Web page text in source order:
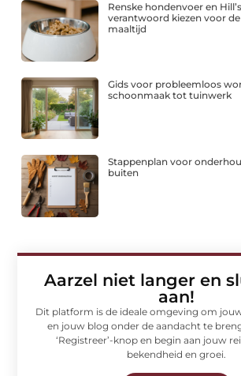
Renske hondenvoer en
verantwoord kiezen voor
maaltijd
Gids voor probleemloos
schoonmaak tot tuinwerk
Stappenplan voor
buiten
Aarzel niet langer en
aan!
Dit platform is de ideale omgeving om
en jouw blog onder de aandacht te
‘Registreer’-knop en begin aan jouw
bekendheid en groei.